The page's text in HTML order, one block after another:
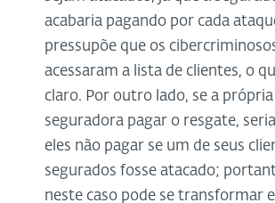
acabaria pagando por cada
pressupõe que os
acessaram a lista de clientes, o
claro. Por outro lado, se a própria
seguradora pagar o resgate,
eles não pagar se um de seus
segurados fosse atacado;
neste caso pode se transformar